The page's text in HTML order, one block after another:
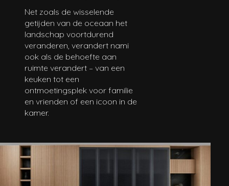
Net zoals de wisselende
getijden van de oceaan het
landschap voortdurend
veranderen, verandert nami
ook als de behoefte aan
ruimte verandert – van een
keuken tot een
ontmoetingsplek voor familie
en vrienden of een icoon in de
kamer.